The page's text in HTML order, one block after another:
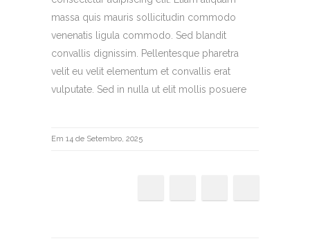
massa quis mauris sollicitudin commodo
venenatis ligula commodo. Sed blandit
convallis dignissim. Pellentesque pharetra
velit eu velit elementum et convallis erat
vulputate. Sed in nulla ut elit mollis posuere
Em 14 de Setembro, 2025